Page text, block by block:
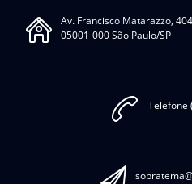
Av. Francisco Matarazzo,
05001-000 São Paulo/SP
Telefone